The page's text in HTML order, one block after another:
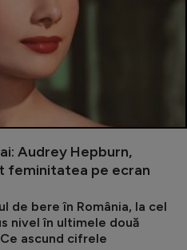
Audrey Hepburn,
feminitatea pe ecran
de bere în România, la cel
nivel în ultimele două
ascund cifrele